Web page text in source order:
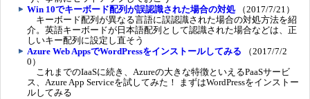
Win 10でキーボード配列が誤認識された場合の対処 （2017/7/21）
キーボード配列が異なる言語に誤認識された場合の対処方法を紹
介。英語キーボードが日本語配列として認識された場合などは、正
しいキー配列に設定し直そう
Azure Web AppsでWordPressをインストールしてみる （2017/7/2
0）
これまでのIaaSに続き、Azureの大きな特徴といえるPaaSサービ
ス、Azure App Serviceを試してみた！ まずはWordPressをインストー
ルしてみる